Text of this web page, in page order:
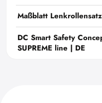
Maßblatt Lenkrollensatz
DC Smart Safety
SUPREME line | DE